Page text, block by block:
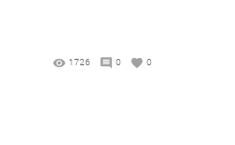
1726 0 0